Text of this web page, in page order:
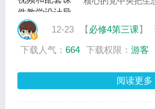
制、组织、作风上
列根本性、开创性
造了令人瞩目的
的过程也体现了今
12-23 【必修4第三课】
下载人气： 664 下载权限： 游客
阅读更多